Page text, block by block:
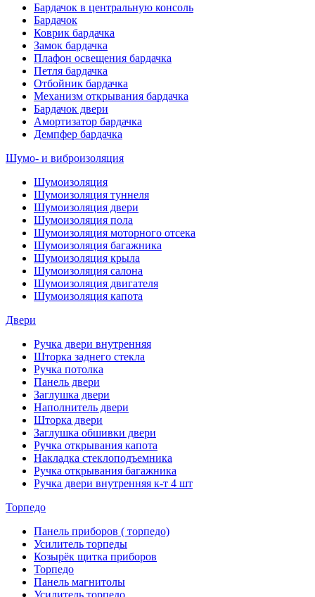
Бардачок в центральную консоль
Бардачок
Коврик бардачка
Замок бардачка
Плафон освещения бардачка
Петля бардачка
Отбойник бардачка
Механизм открывания бардачка
Бардачок двери
Амортизатор бардачка
Демпфер бардачка
Шумо- и виброизоляция
Шумоизоляция
Шумоизоляция туннеля
Шумоизоляция двери
Шумоизоляция пола
Шумоизоляция моторного отсека
Шумоизоляция багажника
Шумоизоляция крыла
Шумоизоляция салона
Шумоизоляция двигателя
Шумоизоляция капота
Двери
Ручка двери внутренняя
Шторка заднего стекла
Ручка потолка
Панель двери
Заглушка двери
Наполнитель двери
Шторка двери
Заглушка обшивки двери
Ручка открывания капота
Накладка стеклоподъемника
Ручка открывания багажника
Ручка двери внутренняя к-т 4 шт
Торпедо
Панель приборов ( торпедо)
Усилитель торпеды
Козырёк щитка приборов
Торпедо
Панель магнитолы
Усилитель торпедо